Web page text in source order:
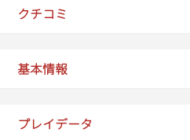
18:10
18:30
クチコミ
基本情報
プレイデータ